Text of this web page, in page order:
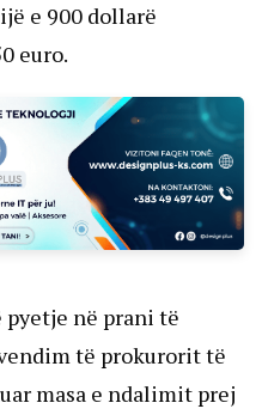
e 900 dollarë
euro.
pyetje në prani të
të prokurorit të
masa e ndalimit prej